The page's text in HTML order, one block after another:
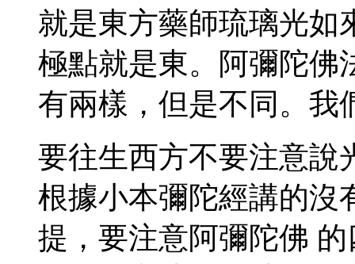
就是東方藥師琉璃光如
極點就是東。阿彌陀佛
有兩樣，但是不同。我
要往生西方不要注意說
根據小本彌陀經講的沒
提，要注意阿彌陀佛